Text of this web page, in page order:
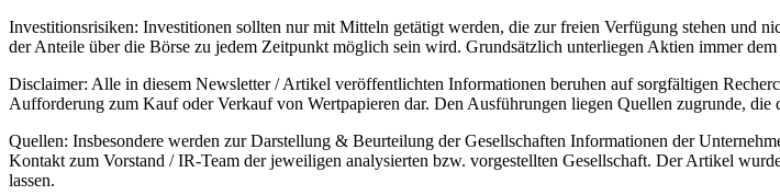
Investitionsrisiken: Investitionen sollten nur mit Mitteln getätigt werden, die zur freien Verfügung stehen und
der Anteile über die Börse zu jedem Zeitpunkt möglich sein wird. Grundsätzlich unterliegen Aktien immer
Disclaimer: Alle in diesem Newsletter / Artikel veröffentlichten Informationen beruhen auf sorgfältigen
Aufforderung zum Kauf oder Verkauf von Wertpapieren dar. Den Ausführungen liegen Quellen zugrunde, die
Quellen: Insbesondere werden zur Darstellung & Beurteilung der Gesellschaften Informationen der
Kontakt zum Vorstand / IR-Team der jeweiligen analysierten bzw. vorgestellten Gesellschaft. Der Artikel
lassen.